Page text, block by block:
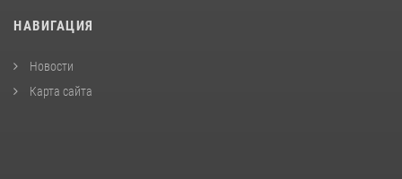
НАВИГАЦИЯ
Новости
Карта сайта